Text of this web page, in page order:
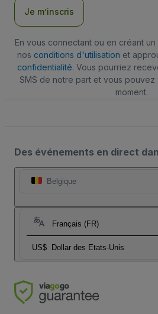
Je m’inscris
En vous connectant ou en créant
nos conditions d'utilisation et
confidentialité. Vous pourriez
SMS de notre part et vous pouvez
moment.
Des événements en direct
Belgique
Français (FR)
US$ Dollar des Etats-Unis